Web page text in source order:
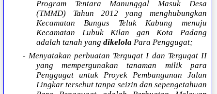
Program Tentara Manunggal Masuk Desa
(TMMD) Tahun 2012 yang menghubungkan
Kecamatan Bungus Teluk Kabung menuju
Kecamatan Lubuk Kilan gan Kota Padang
adalah tanah yang dikelola Para Penggugat;
- Menyatakan perbuatan Tergugat I dan Tergugat II
yang mempergunakan tanaman milik para
Penggugat untuk Proyek Pembangunan Jalan
Lingkar tersebuttanpa seizin dan sepengetahuan